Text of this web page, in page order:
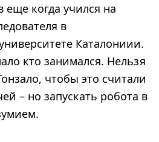
еще когда учился на
в
Каталониии.
кто занимался. Нельзя
чтобы это считали
– но запускать робота в